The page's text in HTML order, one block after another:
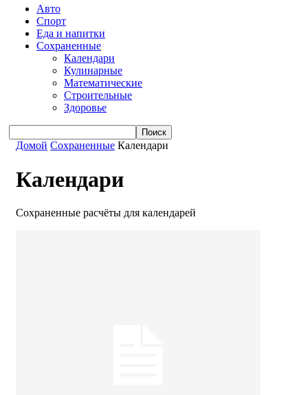
Авто
Спорт
Еда и напитки
Сохраненные
Календари
Кулинарные
Математические
Строительные
Здоровье
Домой Сохраненные Календари
Календари
Сохраненные расчёты для календарей